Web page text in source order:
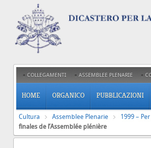
COLLEGAMENTI ASSEMBLEE PLENARIE
HOME ORGANICO PUBBLICAZIONI
Cultura Assemblee Plenarie
1999 –
finales de l’Assemblée plénière